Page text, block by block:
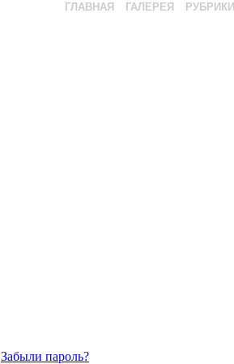
ГЛАВНАЯ ГАЛЕРЕЯ РУБРИКИ
Забыли пароль?